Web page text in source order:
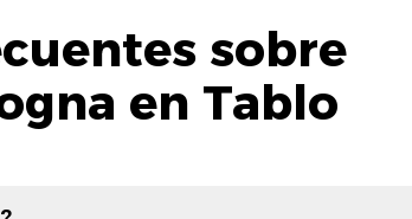
sobre
en Tablo